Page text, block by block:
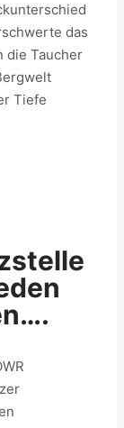
das
die Taucher
Tiefe